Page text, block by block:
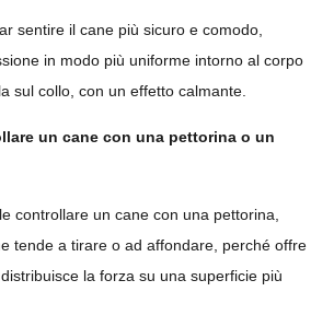
sentire il cane più sicuro e comodo,
in modo più uniforme intorno al corpo
sul collo, con un effetto calmante.
un cane con una pettorina o un
controllare un cane con una pettorina,
tende a tirare o ad affondare, perché offre
la forza su una superficie più